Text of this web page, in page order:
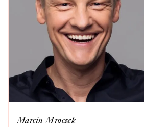
Marcin Mroczek